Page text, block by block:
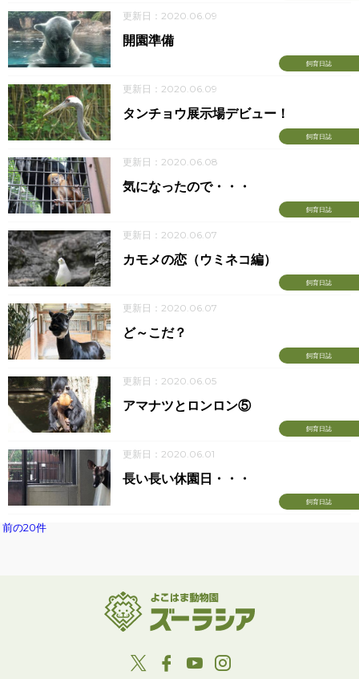
更新日：2020.06.09
飼育日誌
開園準備
更新日：2020.06.09
飼育日誌
タンチョウ展示場デビュー！
更新日：2020.06.08
飼育日誌
気になったので・・・
更新日：2020.06.07
飼育日誌
カモメの恋（ウミネコ編）
更新日：2020.06.07
飼育日誌
ど～こだ？
更新日：2020.06.05
飼育日誌
アマナツとロンロン⑤
更新日：2020.06.01
飼育日誌
長い長い休園日・・・
前の20件